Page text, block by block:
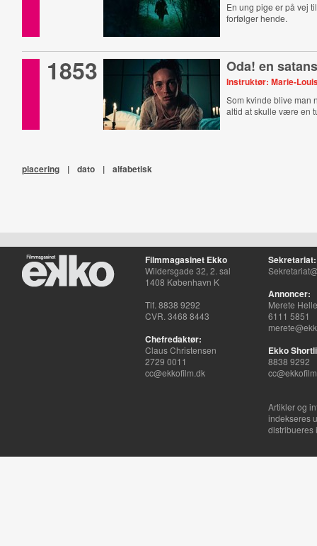
En ung pige er på vej
forfølger hende.
1853 Oda! en
Instruktør: Marie-
Som kvinde blive man
altid at skulle være en
placering | dato | alfabetisk
Filmmagasinet Ekko
Wildersgade 32, 2. sal
1408 København K
Tlf. 8838 9292
CVR. 3468 8443
Chefredaktør:
Claus Christensen
2729 0011
cc@ekkofilm.dk
Sekretariat:
Annoncer:
Merete
6111 5851
Ekko
8838 9292
Artikler og
indekseres
distribueres